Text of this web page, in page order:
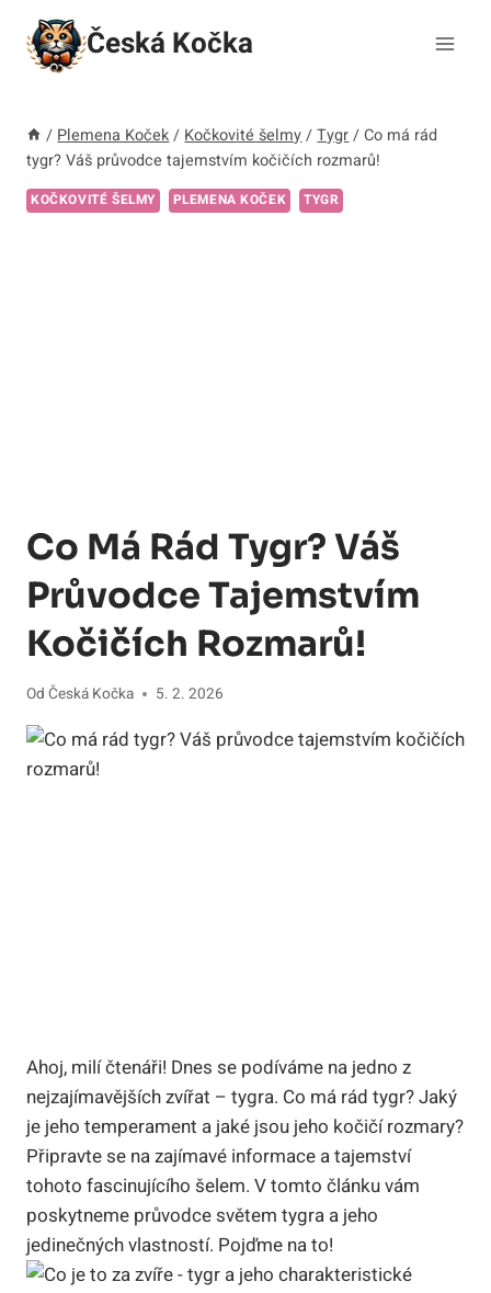
Přeskočit
obsah
Česká Kočka
/ Plemena Koček / Kočkovité šelmy / Tygr / Co má rád
tygr? Váš průvodce tajemstvím kočičích rozmarů!
KOČKOVITÉ ŠELMY PLEMENA KOČEK TYGR
Co Má Rád Tygr? Váš
Průvodce Tajemstvím
Kočičích Rozmarů!
Od Česká Kočka 5. 2. 2026
Ahoj, milí čtenáři! ‍Dnes se podíváme na jedno z
nejzajímavějších zvířat – ​tygra. Co⁣ má rád tygr? Jaký
je‍ jeho temperament a jaké jsou​ jeho kočičí rozmary?
​Připravte se na⁤ zajímavé informace a tajemství ​
tohoto fascinujícího šelem. V tomto článku ⁢vám​
poskytneme průvodce světem tygra a jeho
jedinečných ⁤vlastností. Pojďme⁢ na to!